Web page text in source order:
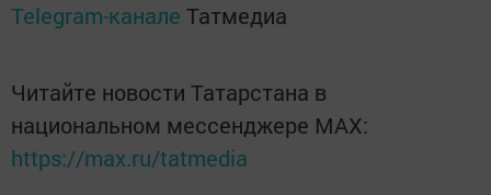
Telegram-канале Татмедиа
Читайте новости Татарстана в
национальном мессенджере MАХ:
https://max.ru/tatmedia